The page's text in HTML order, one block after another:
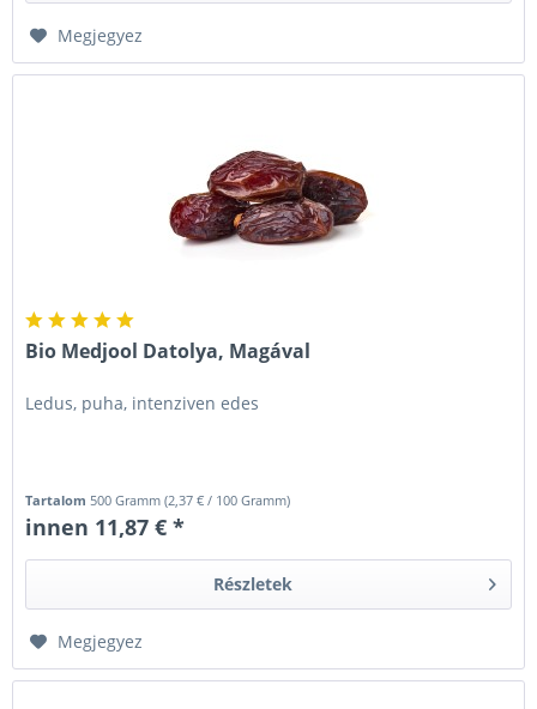
Megjegyez
Bio Medjool Datolya, Magával
Ledus, puha, intenziven edes
Tartalom500 Gramm(2,37 € / 100 Gramm)
innen 11,87 € *
Részletek
Megjegyez